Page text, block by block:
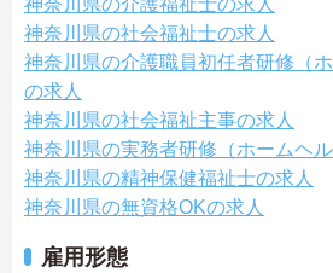
神奈川県の介護福祉士の求人
神奈川県の社会福祉士の求人
神奈川県の介護職員初任者研修（
の求人
神奈川県の社会福祉主事の求人
神奈川県の実務者研修（ホームヘ
神奈川県の精神保健福祉士の求人
神奈川県の無資格OKの求人
雇用形態